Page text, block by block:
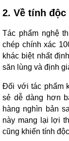
2. Về tính độc
Tác phẩm nghệ
chép chính xác
khác biệt nhất
săn lùng và định
Đối với tác phẩm
sẻ dễ dàng hơn
hàng nghìn bản
này mang lại lợi
cũng khiến tính